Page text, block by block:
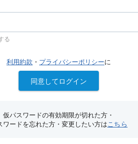
る
利用約款 ・ プライバシーポリシーに
同意してログイン
仮パスワードの有効期限が切れた方・
ワードを忘れた方・変更したい方はこちら